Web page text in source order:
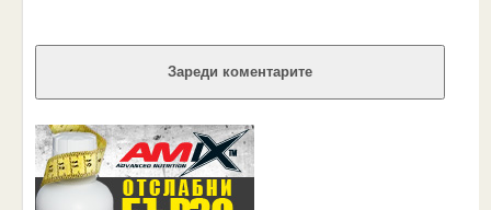
Зареди коментарите